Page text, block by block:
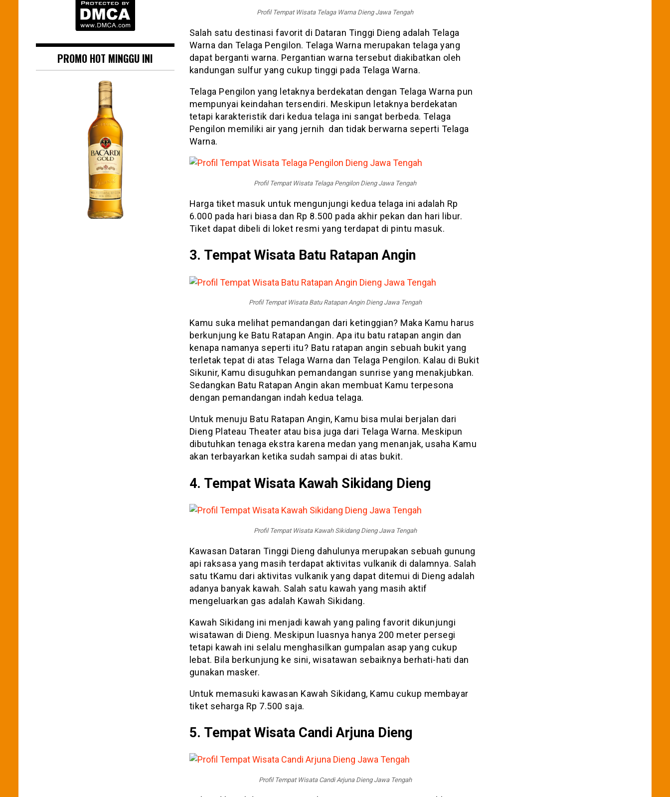
Profil Tempat Wisata Telaga Warna Dieng Jawa Tengah
Salah satu destinasi favorit di Dataran Tinggi Dieng adalah Telaga
Warna dan Telaga Pengilon. Telaga Warna merupakan telaga yang
dapat berganti warna. Pergantian warna tersebut diakibatkan oleh
kandungan sulfur yang cukup tinggi pada Telaga Warna.
Telaga Pengilon yang letaknya berdekatan dengan Telaga Warna pun
mempunyai keindahan tersendiri. Meskipun letaknya berdekatan
tetapi karakteristik dari kedua telaga ini sangat berbeda. Telaga
Pengilon memiliki air yang jernih dan tidak berwarna seperti Telaga
Warna.
Profil Tempat Wisata Telaga Pengilon Dieng Jawa Tengah
Harga tiket masuk untuk mengunjungi kedua telaga ini adalah Rp
6.000 pada hari biasa dan Rp 8.500 pada akhir pekan dan hari libur.
Tiket dapat dibeli di loket resmi yang terdapat di pintu masuk.
3. Tempat Wisata Batu Ratapan Angin
Profil Tempat Wisata Batu Ratapan Angin Dieng Jawa Tengah
Kamu suka melihat pemandangan dari ketinggian? Maka Kamu harus
berkunjung ke Batu Ratapan Angin. Apa itu batu ratapan angin dan
kenapa namanya seperti itu? Batu ratapan angin sebuah bukit yang
terletak tepat di atas Telaga Warna dan Telaga Pengilon. Kalau di Bukit
Sikunir, Kamu disuguhkan pemandangan sunrise yang menakjubkan.
Sedangkan Batu Ratapan Angin akan membuat Kamu terpesona
dengan pemandangan indah kedua telaga.
Untuk menuju Batu Ratapan Angin, Kamu bisa mulai berjalan dari
Dieng Plateau Theater atau bisa juga dari Telaga Warna. Meskipun
dibutuhkan tenaga ekstra karena medan yang menanjak, usaha Kamu
akan terbayarkan ketika sudah sampai di atas bukit.
4. Tempat Wisata Kawah Sikidang Dieng
Profil Tempat Wisata Kawah Sikidang Dieng Jawa Tengah
Kawasan Dataran Tinggi Dieng dahulunya merupakan sebuah gunung
api raksasa yang masih terdapat aktivitas vulkanik di dalamnya. Salah
satu tKamu dari aktivitas vulkanik yang dapat ditemui di Dieng adalah
adanya banyak kawah. Salah satu kawah yang masih aktif
mengeluarkan gas adalah Kawah Sikidang.
Kawah Sikidang ini menjadi kawah yang paling favorit dikunjungi
wisatawan di Dieng. Meskipun luasnya hanya 200 meter persegi
tetapi kawah ini selalu menghasilkan gumpalan asap yang cukup
lebat. Bila berkunjung ke sini, wisatawan sebaiknya berhati-hati dan
gunakan masker.
Untuk memasuki kawasan Kawah Sikidang, Kamu cukup membayar
tiket seharga Rp 7.500 saja.
5. Tempat Wisata Candi Arjuna Dieng
Profil Tempat Wisata Candi Arjuna Dieng Jawa Tengah
PROMO HOT MINGGU INI